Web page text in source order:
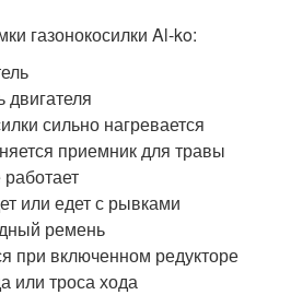
газонокосилки Al-ko:
сильно нагревается
приемник для травы
или едет с рывками
ремень
при включенном редукторе
или троса хода